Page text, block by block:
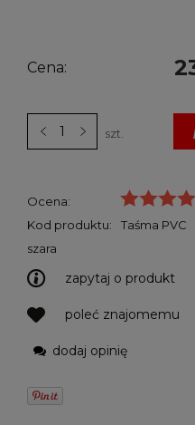
Cena:
szt.
Ocena:
Kod produktu:
Taśma PVC
szara
zapytaj o produkt
poleć znajomemu
dodaj opinię